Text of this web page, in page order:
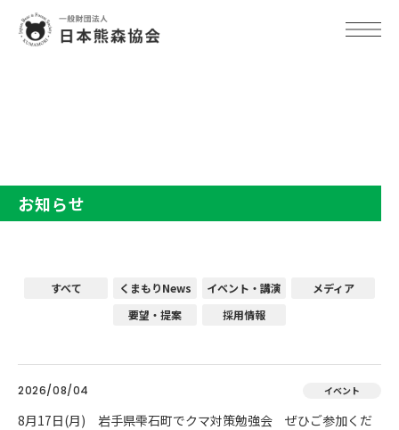
お知らせ
すべて くまもりNews イベント・講演
メディア
要望・提案
採用情報
2026/08/04 イベント
8月17日(月) 岩手県雫石町でクマ対策勉強会 ぜひご参加くだ